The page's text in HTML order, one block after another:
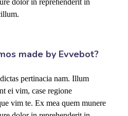
dolor in reprehenderit in
made by Evvebot?
pertinacia nam. Illum
ei vim, case regione
vim te. Ex mea quem munere